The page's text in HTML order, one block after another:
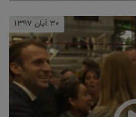
۳۰ آبان ۱۳۹۷